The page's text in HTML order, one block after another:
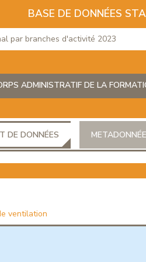
BASE DE DONNÉES
branches d'activité 2023
ADMINISTRATIF DE LA
DE DONNÉES
ventilation